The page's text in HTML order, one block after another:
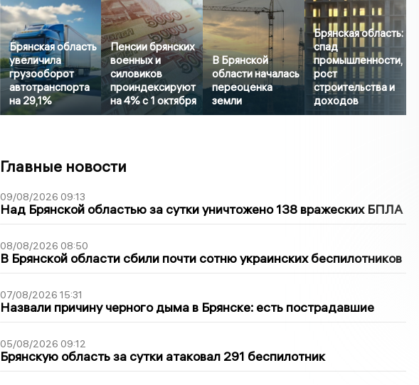
Брянская область
увеличила
грузооборот
автотранспорта
на 29,1%
Пенсии брянских
военных и
силовиков
проиндексируют
на 4% с 1 октября
В Брянской
области началась
переоценка
земли
Брянская область:
спад
промышленности,
рост
строительства и
доходов
Главные новости
09/08/2026 09:13
Над Брянской областью за сутки уничтожено 138 вражеских БПЛА
08/08/2026 08:50
В Брянской области сбили почти сотню украинских беспилотников
07/08/2026 15:31
Назвали причину черного дыма в Брянске: есть пострадавшие
05/08/2026 09:12
Брянскую область за сутки атаковал 291 беспилотник